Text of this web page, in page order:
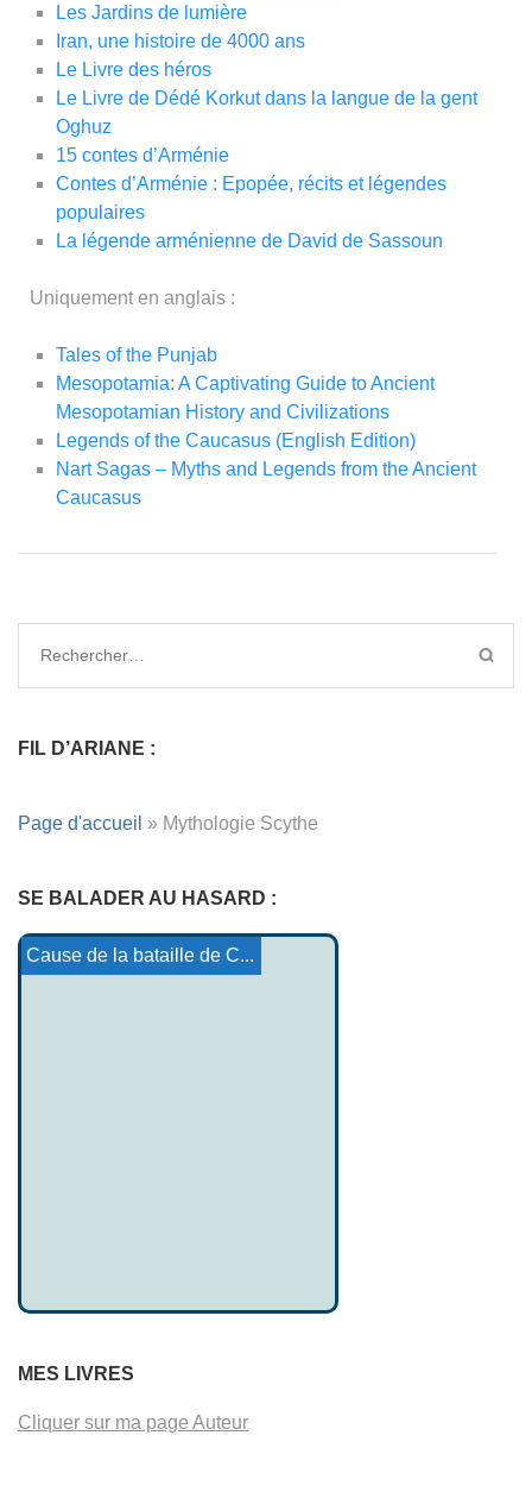
Les Jardins de lumière
Iran, une histoire de 4000 ans
Le Livre des héros
Le Livre de Dédé Korkut dans la langue de la gent
Oghuz
15 contes d’Arménie
Contes d’Arménie : Epopée, récits et légendes
populaires
La légende arménienne de David de Sassoun
Uniquement en anglais :
Tales of the Punjab
Mesopotamia: A Captivating Guide to Ancient
Mesopotamian History and Civilizations
Legends of the Caucasus (English Edition)
Nart Sagas – Myths and Legends from the Ancient
Caucasus
FIL D’ARIANE :
Page d'accueil » Mythologie Scythe
SE BALADER AU HASARD :
Tristan et Iseult : Le Gr...
Bibliothèques / livres
L'origine des peuples des...
Wigalois le chevalier à ...
Les Légendes Maori
La Vie de saint Cado
Cause de la bataille de C...
MES LIVRES
Cliquer sur ma page Auteur